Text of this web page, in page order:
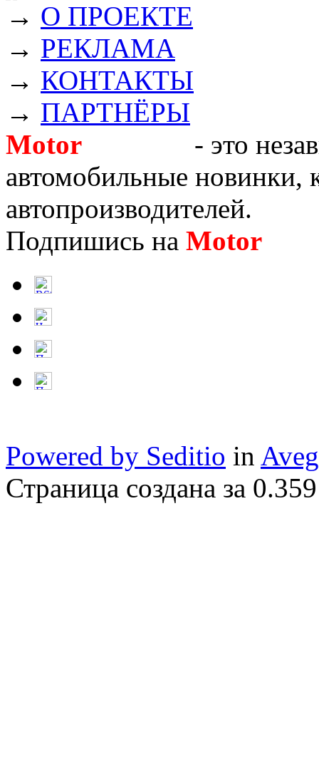
→ О ПРОЕКТЕ
→ РЕКЛАМА
→ КОНТАКТЫ
→ ПАРТНЁРЫ
Motor
- это
автомобильные новинки,
автопроизводителей.
Подпишись на Motor
Powered by Seditio in
Страница создана за